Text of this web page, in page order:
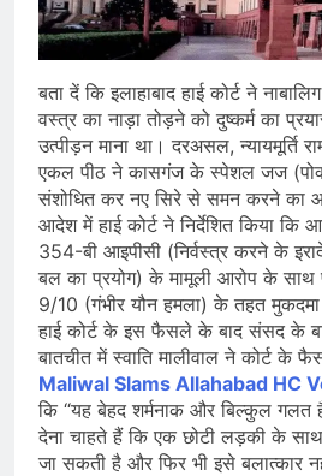
बता दें कि इलाहाबाद हाई कोर्ट ने
वस्त्र का नाड़ा तोड़ने को दुष्कर्म का
उत्पीड़न माना था। दरअसल, न्यायमूर्ति
एकल पीठ ने कासगंज के स्पेशल जज
संशोधित कर नए सिरे से समन करने का
आदेश में हाई कोर्ट ने निर्देशित किया कि
354-बी आइपीसी (निर्वस्त्र करने के
बल का प्रयोग) के मामूली आरोप के साथ
9/10 (गंभीर यौन हमला) के तहत मुकदमा
हाई कोर्ट के इस फैसले के बाद संसद के
बातचीत में स्वाति मालीवाल ने कोर्ट के
Maliwal Slams Allahabad HC
कि “यह बेहद शर्मनाक और बिल्कुल
देना चाहते हैं कि एक छोटी लड़की के
जा सकती है और फिर भी इसे बलात्कार